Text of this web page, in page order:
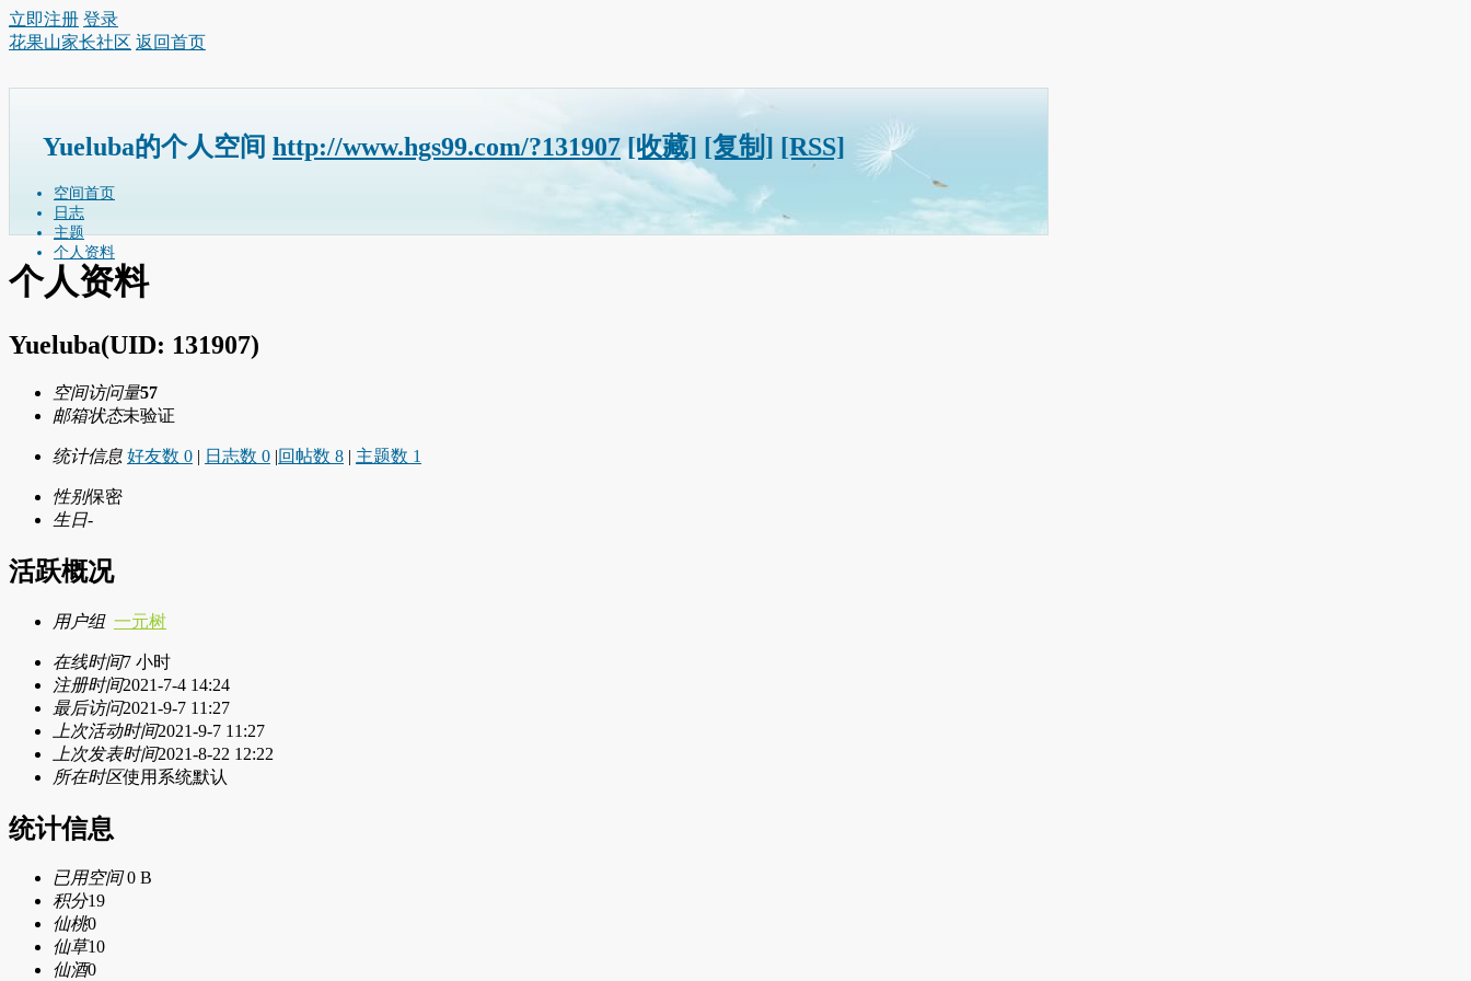
立即注册 登录
花果山家长社区 返回首页
Yueluba的个人空间 http://www.hgs99.com/?131907 [收藏] [复制] [RSS]
空间首页
日志
主题
个人资料
个人资料
Yueluba(UID: 131907)
空间访问量57
邮箱状态未验证
统计信息 好友数 0 | 日志数 0 |回帖数 8 | 主题数 1
性别保密
生日-
活跃概况
用户组 一元树
在线时间7 小时
注册时间2021-7-4 14:24
最后访问2021-9-7 11:27
上次活动时间2021-9-7 11:27
上次发表时间2021-8-22 12:22
所在时区使用系统默认
统计信息
已用空间0 B
积分19
仙桃0
仙草10
仙酒0